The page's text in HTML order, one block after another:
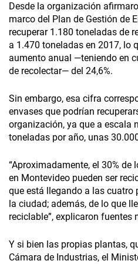
Desde la organización
marco del Plan de Gestión de
recuperar 1.180 toneladas de
a 1.470 toneladas en 2017, lo
aumento anual —teniendo en
de recolectar— del 24,6%.
Sin embargo, esa cifra
envases que podrían
organización, ya que a escala
toneladas por año, unas
“Aproximadamente, el 30% de
en Montevideo pueden ser
que está llegando a las
la ciudad; además, de lo que
reciclable”, explicaron fuentes
Y si bien las propias plantas,
Cámara de Industrias, el